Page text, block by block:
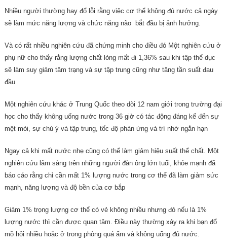
Nhiều người thường hay đổ lỗi rằng việc cơ thể không đủ nước cả ngày
sẽ làm mức năng lượng và chức năng não bắt đầu bị ảnh hưởng.
Và có rất nhiều nghiên cứu đã chứng minh cho điều đó Một nghiên cứu ở
phụ nữ cho thấy rằng lượng chất lỏng mất đi 1,36% sau khi tập thể dục
sẽ làm suy giảm tâm trạng và sự tập trung cũng như tăng tần suất đau
đầu
Một nghiên cứu khác ở Trung Quốc theo dõi 12 nam giới trong trường đại
học cho thấy không uống nước trong 36 giờ có tác động đáng kể đến sự
mệt mỏi, sự chú ý và tập trung, tốc độ phản ứng và trí nhớ ngắn hạn
Ngay cả khi mất nước nhẹ cũng có thể làm giảm hiệu suất thể chất. Một
nghiên cứu lâm sàng trên những người đàn ông lớn tuổi, khỏe mạnh đã
báo cáo rằng chỉ cần mất 1% lượng nước trong cơ thể đã làm giảm sức
mạnh, năng lượng và độ bền của cơ bắp
Giảm 1% trọng lượng cơ thể có vẻ không nhiều nhưng đó nếu là 1%
lượng nước thì cần được quan tâm. Điều này thường xảy ra khi bạn đổ
mồ hôi nhiều hoặc ở trong phòng quá ấm và không uống đủ nước.